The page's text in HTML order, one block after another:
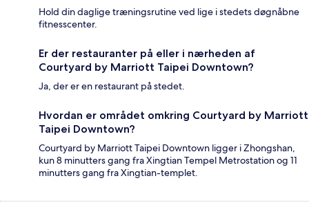
Hold din daglige træningsrutine ved lige i stedets døgnåbne
fitnesscenter.
Er der restauranter på eller i nærheden af
Courtyard by Marriott Taipei Downtown?
Ja, der er en restaurant på stedet.
Hvordan er området omkring Courtyard by Marriott
Taipei Downtown?
Courtyard by Marriott Taipei Downtown ligger i Zhongshan,
kun 8 minutters gang fra Xingtian Tempel Metrostation og 11
minutters gang fra Xingtian-templet.